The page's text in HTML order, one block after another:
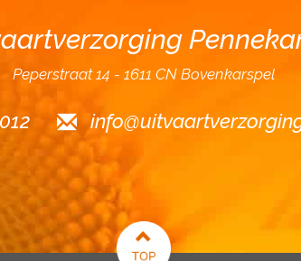
Peperstraat 14 1611 CN Bovenkarspel